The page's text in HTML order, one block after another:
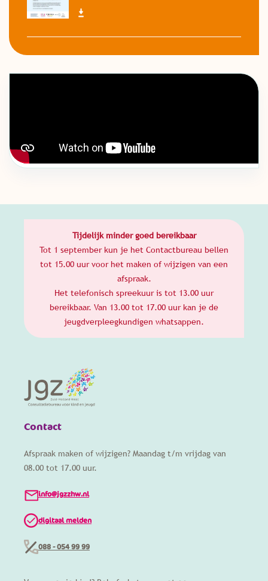
Tijdelijk minder goed bereikbaar
Tot 1 september kun je het Contactbureau bellen
tot 15.00 uur voor het maken of wijzigen van een
afspraak.
Het telefonisch spreekuur is tot 13.00 uur
bereikbaar. Van 13.00 tot 17.00 uur kan je de
jeugdverpleegkundigen whatsappen.
Contact
Afspraak maken of wijzigen? Maandag t/m vrijdag van
08.00 tot 17.00 uur.
088 - 054 99 99
info@jgzzhw.nl
digitaal melden